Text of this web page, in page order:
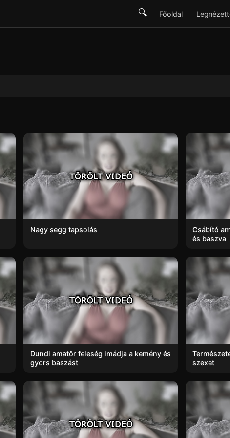
🔍 Főoldal
▶
Nagy segg tapsolás
Csábító
és baszva
Dundi amatőr feleség imádja a kemény és
gyors baszást
szexet